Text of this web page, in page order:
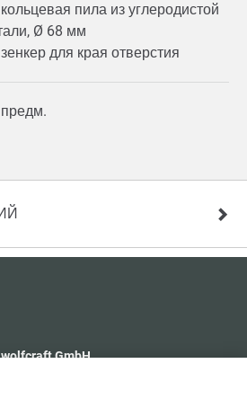
пила из углеродистой
Ø 68 мм
для края отверстия
wolfcraft GmbH